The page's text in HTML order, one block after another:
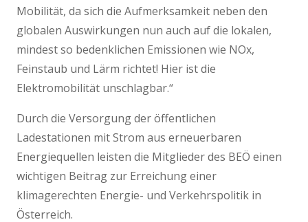
Mobilität, da sich die Aufmerksamkeit neben den
globalen Auswirkungen nun auch auf die lokalen,
mindest so bedenklichen Emissionen wie NOx,
Feinstaub und Lärm richtet! Hier ist die
Elektromobilität unschlagbar.“
Durch die Versorgung der öffentlichen
Ladestationen mit Strom aus erneuerbaren
Energiequellen leisten die Mitglieder des BEÖ einen
wichtigen Beitrag zur Erreichung einer
klimagerechten Energie- und Verkehrspolitik in
Österreich.